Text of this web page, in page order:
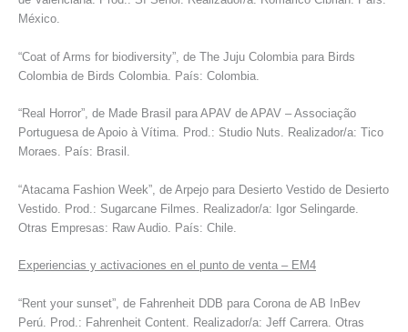
México.
“Coat of Arms for biodiversity”, de The Juju Colombia para Birds
Colombia de Birds Colombia. País: Colombia.
“Real Horror”, de Made Brasil para APAV de APAV – Associação
Portuguesa de Apoio à Vítima. Prod.: Studio Nuts. Realizador/a: Tico
Moraes. País: Brasil.
“Atacama Fashion Week”, de Arpejo para Desierto Vestido de Desierto
Vestido. Prod.: Sugarcane Filmes. Realizador/a: Igor Selingarde.
Otras Empresas: Raw Audio. País: Chile.
Experiencias y activaciones en el punto de venta – EM4
“Rent your sunset”, de Fahrenheit DDB para Corona de AB InBev
Perú. Prod.: Fahrenheit Content. Realizador/a: Jeff Carrera. Otras